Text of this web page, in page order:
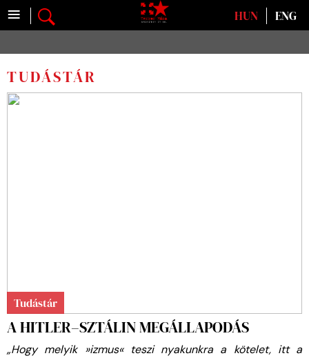
≡ Válasszon nyelvet
HUN ENG
TUDÁSTÁR
Tudástár
A HITLER–SZTÁLIN MEGÁLLAPODÁS
„Hogy melyik »izmus« teszi nyakunkra a kötelet, itt a